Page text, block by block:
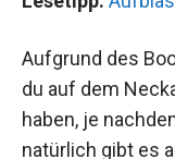
Aufgrund des
du auf dem
haben, je
natürlich gibt es